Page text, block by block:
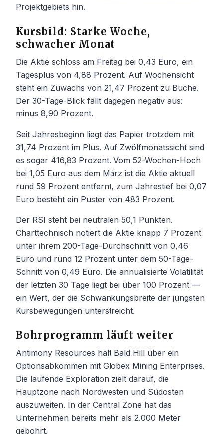
Projektgebiets hin.
Kursbild: Starke Woche,
schwacher Monat
Die Aktie schloss am Freitag bei 0,43 Euro, ein
Tagesplus von 4,88 Prozent. Auf Wochensicht
steht ein Zuwachs von 21,47 Prozent zu Buche.
Der 30-Tage-Blick fällt dagegen negativ aus:
minus 8,90 Prozent.
Seit Jahresbeginn liegt das Papier trotzdem mit
31,74 Prozent im Plus. Auf Zwölfmonatssicht sind
es sogar 416,83 Prozent. Vom 52-Wochen-Hoch
bei 1,05 Euro aus dem März ist die Aktie aktuell
rund 59 Prozent entfernt, zum Jahrestief bei 0,07
Euro besteht ein Puster von 483 Prozent.
Der RSI steht bei neutralen 50,1 Punkten.
Charttechnisch notiert die Aktie knapp 7 Prozent
unter ihrem 200-Tage-Durchschnitt von 0,46
Euro und rund 12 Prozent unter dem 50-Tage-
Schnitt von 0,49 Euro. Die annualisierte Volatilität
der letzten 30 Tage liegt bei über 100 Prozent —
ein Wert, der die Schwankungsbreite der jüngsten
Kursbewegungen unterstreicht.
Bohrprogramm läuft weiter
Antimony Resources hält Bald Hill über ein
Optionsabkommen mit Globex Mining Enterprises.
Die laufende Exploration zielt darauf, die
Hauptzone nach Nordwesten und Südosten
auszuweiten. In der Central Zone hat das
Unternehmen bereits mehr als 2.000 Meter
gebohrt.